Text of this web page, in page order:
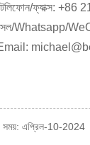
ফ্যাক্স: +86
Whatsapp/
সময়: এপ্রিল-10-2024